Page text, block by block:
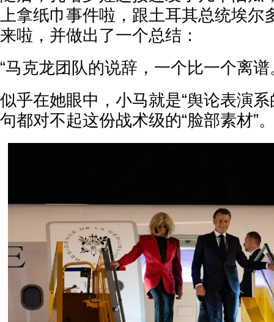
上拿纸巾事件啦，跟土耳其总统埃尔
来啦，并做出了一个总结：
“马克龙团队的说辞，一个比一个离谱
似乎在她眼中，小马就是“舆论表演
句都对不起这份战术级的“脸部素材”